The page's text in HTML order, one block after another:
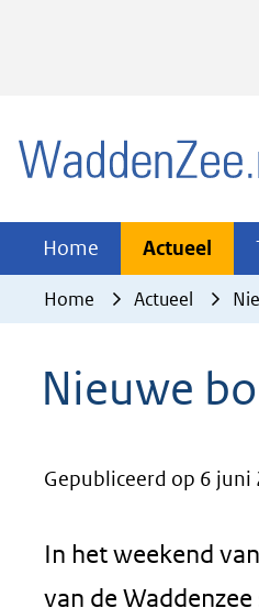
het
cookies
website
worden
Home Actueel
Home Actueel
Nieuwe
Gepubliceerd op 6 juni
In het weekend
van de